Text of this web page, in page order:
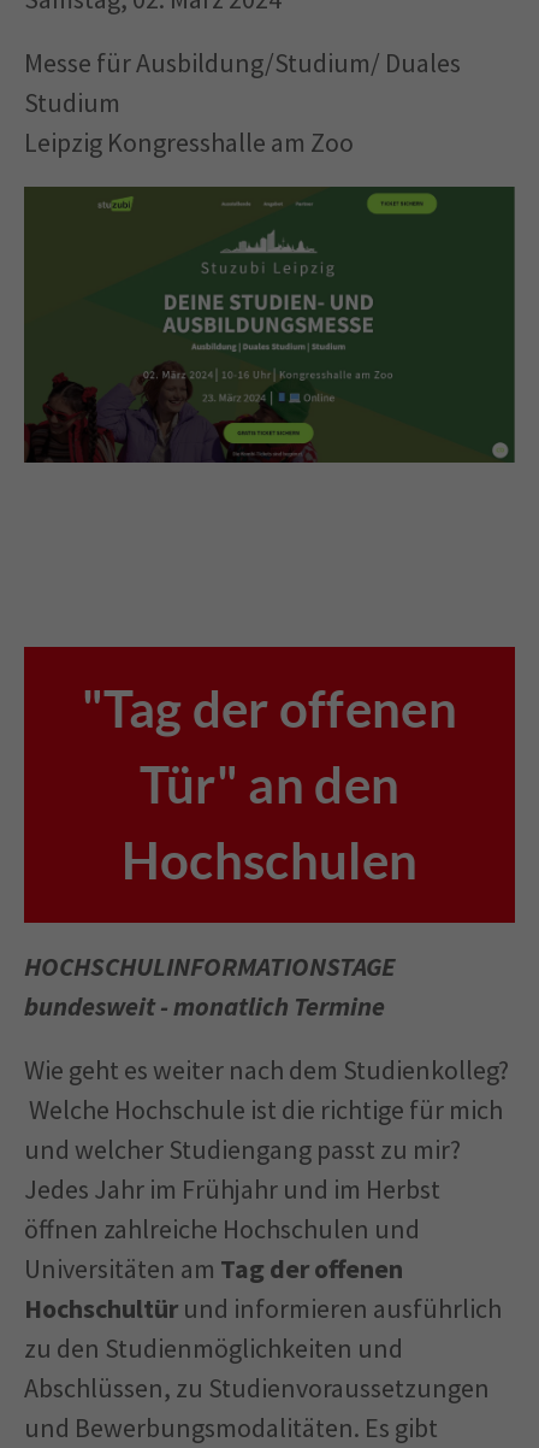
Messe für Ausbildung/Studium/ Duales
Studium
Leipzig Kongresshalle am Zoo
"Tag der offenen
Tür" an den
Hochschulen
HOCHSCHUL­INFORMATIONSTAGE
bundesweit - monatlich Termine
Wie geht es weiter nach dem Studienkolleg?
Welche Hochschule ist die richtige für mich
und welcher Studiengang passt zu mir?
Jedes Jahr im Frühjahr und im Herbst
öffnen zahlreiche Hochschulen und
Universitäten am Tag der offenen
Hochschultür und informieren ausführlich
zu den Studienmöglichkeiten und
Abschlüssen, zu Studienvoraussetzungen
und Bewerbungsmodalitäten. Es gibt